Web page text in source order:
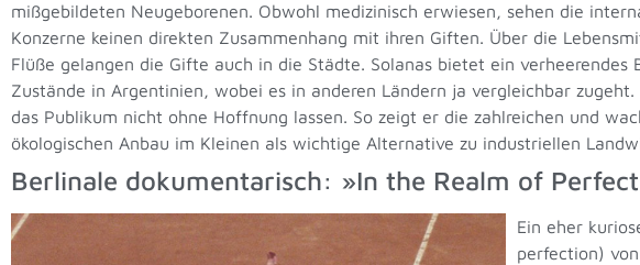
mißgebildeten Neugeborenen. Obwohl medizinisch erwiesen, sehen die
Konzerne keinen direkten Zusammenhang mit ihren Giften. Über die
Flüße gelangen die Gifte auch in die Städte. Solanas bietet ein verheerendes
Zustände in Argentinien, wobei es in anderen Ländern ja vergleichbar
das Publikum nicht ohne Hoffnung lassen. So zeigt er die zahlreichen und
ökologischen Anbau im Kleinen als wichtige Alternative zu industriellen
Berlinale dokumentarisch: »In the Realm of
Ein eher
perfection)